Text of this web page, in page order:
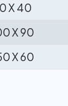
X 40
X 90
X 60